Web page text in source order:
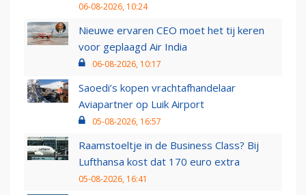
06-08-2026, 10:24
Nieuwe ervaren CEO moet het tij keren
voor geplaagd Air India
06-08-2026, 10:17
Saoedi’s kopen vrachtafhandelaar
Aviapartner op Luik Airport
05-08-2026, 16:57
Raamstoeltje in de Business Class? Bij
Lufthansa kost dat 170 euro extra
05-08-2026, 16:41